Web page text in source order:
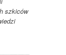
szkiców